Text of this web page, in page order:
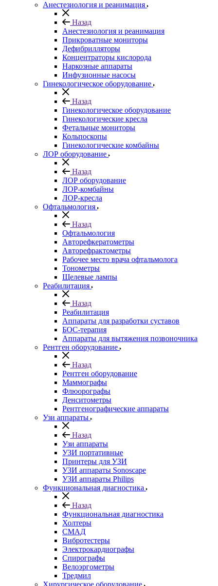
Анестезиология и реанимация
Назад
Анестезиология и реанимация
Прикроватные мониторы
Дефибрилляторы
Концентраторы кислорода
Наркозные аппараты
Инфузионные насосы
Гинекологическое оборудование
Назад
Гинекологическое оборудование
Гинекологические кресла
Фетальные мониторы
Кольпоскопы
Гинекологические комбайны
ЛОР оборудование
Назад
ЛОР оборудование
ЛОР-комбайны
ЛОР-кресла
Офтальмология
Назад
Офтальмология
Авторефкератометры
Авторефрактометры
Рабочее место врача офтальмолога
Тонометры
Щелевые лампы
Реабилитация
Назад
Реабилитация
Аппараты для разработки суставов
БОС-терапия
Аппараты для вытяжения позвоночника
Рентген оборудование
Назад
Рентген оборудование
Маммографы
Флюорографы
Денситометры
Рентгенографические аппараты
Узи аппараты
Назад
Узи аппараты
УЗИ портативные
Принтеры для УЗИ
УЗИ аппараты Sonoscape
УЗИ аппараты Philips
Функциональная диагностика
Назад
Функциональная диагностика
Холтеры
СМАД
Вибротестеры
Электрокардиографы
Спирографы
Велоэргометры
Тредмил
Хирургическое оборудование